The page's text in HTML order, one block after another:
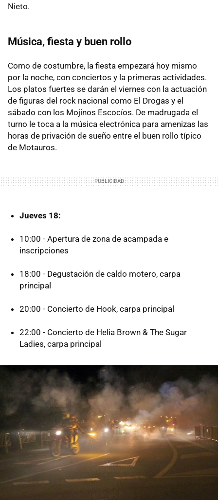
Nieto.
Música, fiesta y buen rollo
Como de costumbre, la fiesta empezará hoy mismo
por la noche, con conciertos y la primeras actividades.
Los platos fuertes se darán el viernes con la actuación
de figuras del rock nacional como El Drogas y el
sábado con los Mojinos Escocíos. De madrugada el
turno le toca a la música electrónica para amenizas las
horas de privación de sueño entre el buen rollo típico
de Motauros.
Jueves 18:
10:00 - Apertura de zona de acampada e
inscripciones
18:00 - Degustación de caldo motero, carpa
principal
20:00 - Concierto de Hook, carpa principal
22:00 - Concierto de Helia Brown & The Sugar
Ladies, carpa principal